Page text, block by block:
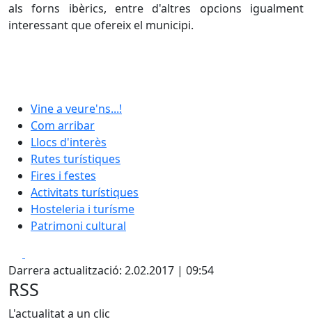
als forns ibèrics, entre d'altres opcions igualment
interessant que ofereix el municipi.
Vine a veure'ns...!
Com arribar
Llocs d'interès
Rutes turístiques
Fires i festes
Activitats turístiques
Hosteleria i turísme
Patrimoni cultural
Darrera actualització: 2.02.2017 | 09:54
RSS
L'actualitat a un clic